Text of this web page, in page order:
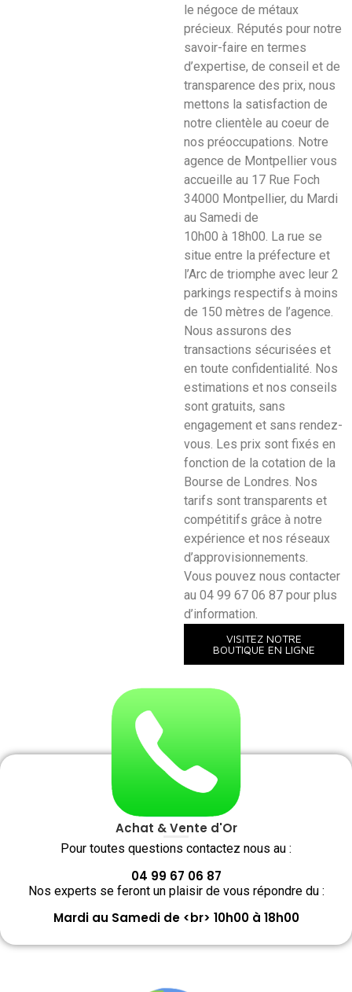
le négoce de métaux
précieux. Réputés pour notre
savoir-faire en termes
d’expertise, de conseil et de
transparence des prix, nous
mettons la satisfaction de
notre clientèle au coeur de
nos préoccupations. Notre
agence de Montpellier vous
accueille au 17 Rue Foch
34000 Montpellier, du Mardi
au Samedi de
10h00 à 18h00. La rue se
situe entre la préfecture et
l’Arc de triomphe avec leur 2
parkings respectifs à moins
de 150 mètres de l’agence.
Nous assurons des
transactions sécurisées et
en toute confidentialité. Nos
estimations et nos conseils
sont gratuits, sans
engagement et sans rendez-
vous. Les prix sont fixés en
fonction de la cotation de la
Bourse de Londres. Nos
tarifs sont transparents et
compétitifs grâce à notre
expérience et nos réseaux
d’approvisionnements.
Vous pouvez nous contacter
au 04 99 67 06 87 pour plus
d’information.
VISITEZ NOTRE
BOUTIQUE EN LIGNE
Achat & Vente d'Or
Pour toutes questions contactez nous au :
04 99 67 06 87
Nos experts se feront un plaisir de vous répondre du :
Mardi au Samedi de <br> 10h00 à 18h00